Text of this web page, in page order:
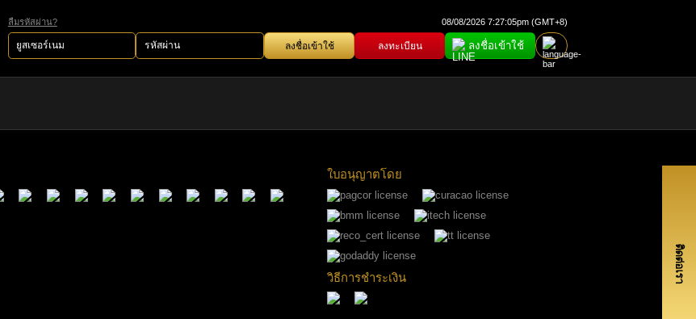
ติดต่อเรา
ลืมรหัสผ่าน? 08/08/2026 7:27:05pm (GMT+8)
ลงชื่อเข้าใช้ ลงทะเบียน ลงชื่อเข้าใช้
ใบอนุญาตโดย
วิธีการชำระเงิน